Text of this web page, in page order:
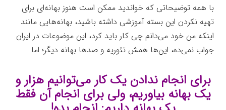
با همه توضیحاتی که خواندید ممکن است هنوز بهانه‌ای برای
تهیه نکردن این بسته آموزشی داشته باشید، بهانه‌هایی مانند
اینکه من خود می‌دانم چی کار باید کرد، این موضوعات در ایران
جواب نمی‌ده، این‌ها همش تئوریه و صدها بهانه دیگر؛ اما
برای انجام ندادن یک کار می‌توانیم هزار و
یک بهانه بیاوریم، ولی برای انجام آن فقط